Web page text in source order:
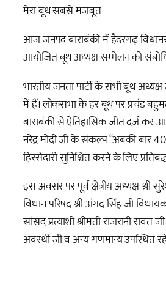
मेरा बूथ सबसे मजबूत
आज जनपद बाराबंकी में हैदरगढ़
आयोजित बूथ अध्यक्ष सम्मेलन को
भारतीय जनता पार्टी के सभी बूथ
में हैं। लोकसभा के हर बूथ पर प्रचंड
बाराबंकी से ऐतिहासिक जीत दर्ज कर
नरेंद्र मोदी जी के संकल्प “अबकी बार
हिस्सेदारी सुनिश्चित करने के लिए
इसअवसर पर पूर्व क्षेत्रीय अध्यक्ष श्री
विधान परिषद श्री अंगद सिंह जी
सांसद प्रत्याशी श्रीमती राजरानी रावत
अवस्थी जी व अन्य गणमान्य उपस्थित